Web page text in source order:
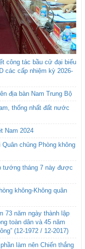
công tác bầu cử đại biểu
các cấp nhiệm kỳ 2026-
địa bàn Nam Trung Bộ
thống nhất đất nước
Nam 2024
chủng Phòng không
tướng tháng 7 này được
không-Không quân
73 năm ngày thành lập
toàn dân và 45 năm
(12-1972 / 12-2017)
làm nên Chiến thắng